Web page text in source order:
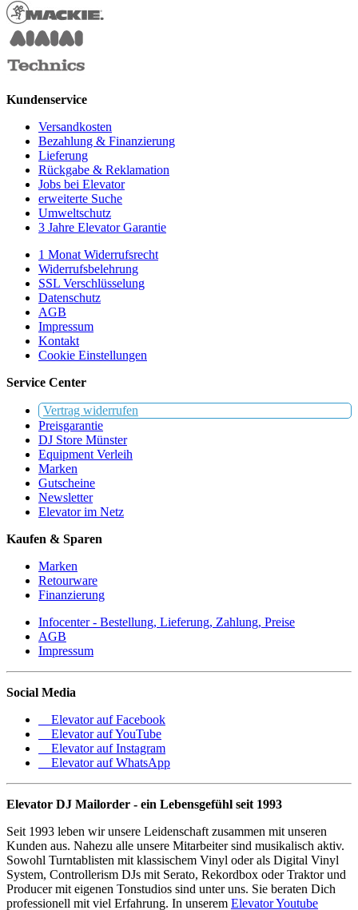
Kundenservice
Versandkosten
Bezahlung & Finanzierung
Lieferung
Rückgabe & Reklamation
Jobs bei Elevator
erweiterte Suche
Umweltschutz
3 Jahre Elevator Garantie
1 Monat Widerrufsrecht
Widerrufsbelehrung
SSL Verschlüsselung
Datenschutz
AGB
Impressum
Kontakt
Cookie Einstellungen
Service Center
Vertrag widerrufen
Preisgarantie
DJ Store Münster
Equipment Verleih
Marken
Gutscheine
Newsletter
Elevator im Netz
Kaufen & Sparen
Marken
Retourware
Finanzierung
Infocenter - Bestellung, Lieferung, Zahlung, Preise
AGB
Impressum
Social Media
Elevator auf Facebook
Elevator auf YouTube
Elevator auf Instagram
Elevator auf WhatsApp
Elevator DJ Mailorder - ein Lebensgefühl seit 1993
Seit 1993 leben wir unsere Leidenschaft zusammen mit unseren
Kunden aus. Nahezu alle unsere Mitarbeiter sind musikalisch aktiv.
Sowohl Turntablisten mit klassischem Vinyl oder als Digital Vinyl
System, Controllerism DJs mit Serato, Rekordbox oder Traktor und
Producer mit eigenen Tonstudios sind unter uns. Sie beraten Dich
professionell mit viel Erfahrung. In unserem Elevator Youtube